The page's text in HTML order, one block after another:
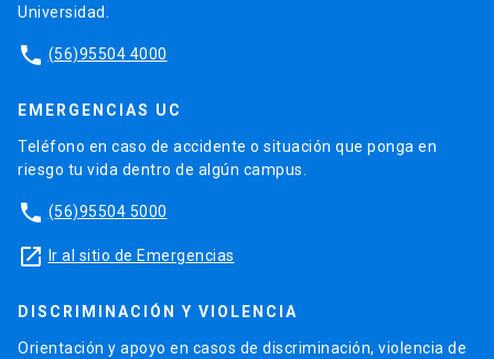
Universidad.
phone (56)95504 4000
EMERGENCIAS UC
Teléfono en caso de accidente o situación que ponga en
riesgo tu vida dentro de algún campus.
phone (56)95504 5000
launch Ir al sitio de Emergencias
DISCRIMINACIÓN Y VIOLENCIA
Orientación y apoyo en casos de discriminación, violencia de